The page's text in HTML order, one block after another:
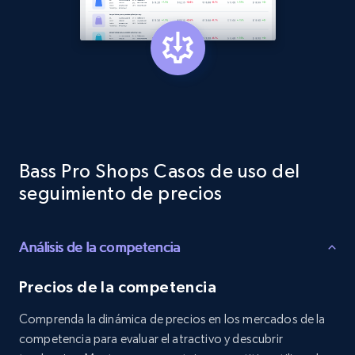
URL, Product id, Listing inventory id, Title, Rating,
Reviews count shop, Reviews count item, Initial
Etsy - Collects data from shop's URL
URL, Product id, Listing inventory id, Title, Rating,
price, and more.
1.9K+ 323+ Comenzar ahora
Bass Pro Shops Casos de uso del
seguimiento de precios
Análisis de la competencia
Precios de la competencia
Comprenda la dinámica de precios en los mercados de la
competencia para evaluar el atractivo y descubrir